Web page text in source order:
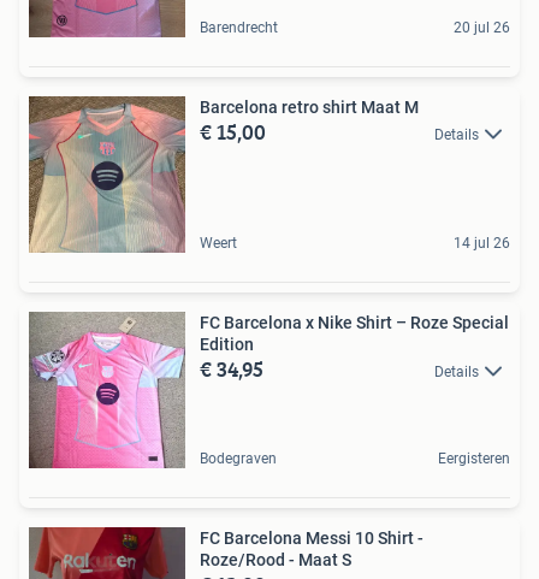
Barendrecht 20 jul 26
Barcelona retro shirt Maat M
€ 15,00 Details
Weert 14 jul 26
FC Barcelona x Nike Shirt – Roze Special
Edition
€ 34,95 Details
Bodegraven Eergisteren
FC Barcelona Messi 10 Shirt -
Roze/Rood - Maat S